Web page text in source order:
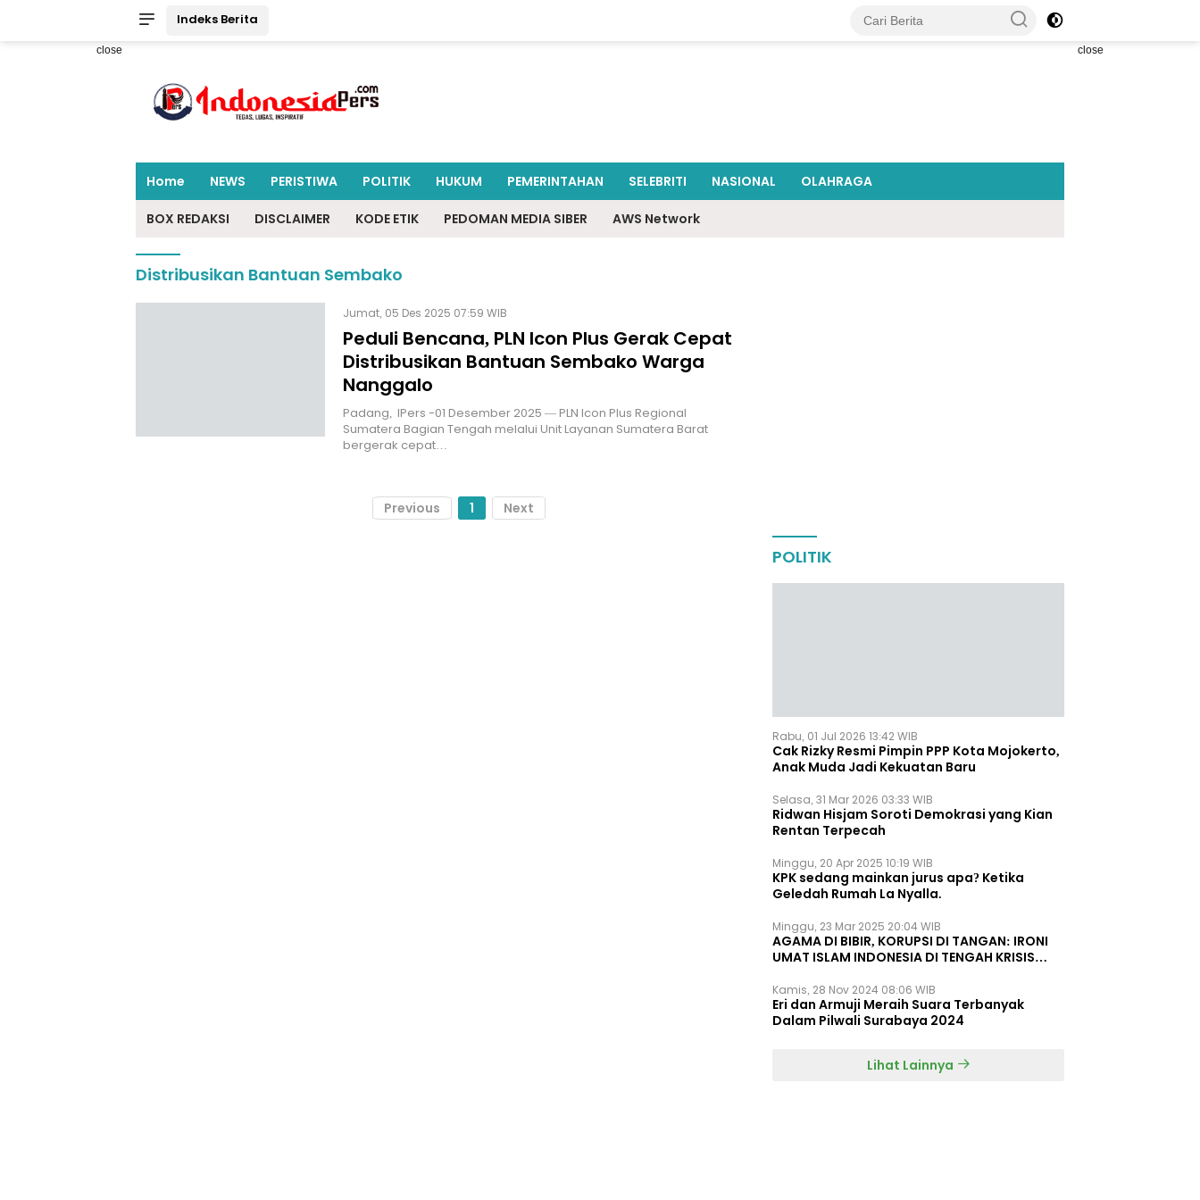
Indeks Berita
close close
Home NEWS PERISTIWA POLITIK HUKUM PEMERINTAHAN SELEBRITI NASIONAL OLAHRAGA
BOX REDAKSI DISCLAIMER KODE ETIK PEDOMAN MEDIA SIBER AWS Network
Distribusikan Bantuan Sembako
Jumat, 05 Des 2025 07:59 WIB
Peduli Bencana, PLN Icon Plus Gerak Cepat
Distribusikan Bantuan Sembako Warga
Nanggalo
Padang, IPers -01 Desember 2025 — PLN Icon Plus Regional
Sumatera Bagian Tengah melalui Unit Layanan Sumatera Barat
bergerak cepat…
Previous 1 Next
POLITIK
Rabu, 01 Jul 2026 13:42 WIB
Cak Rizky Resmi Pimpin PPP Kota Mojokerto,
Anak Muda Jadi Kekuatan Baru
Selasa, 31 Mar 2026 03:33 WIB
Ridwan Hisjam Soroti Demokrasi yang Kian
Rentan Terpecah
Minggu, 20 Apr 2025 10:19 WIB
KPK sedang mainkan jurus apa? Ketika
Geledah Rumah La Nyalla.
Minggu, 23 Mar 2025 20:04 WIB
AGAMA DI BIBIR, KORUPSI DI TANGAN: IRONI
UMAT ISLAM INDONESIA DI TENGAH KRISIS
Kamis, 28 Nov 2024 08:06 WIB
Eri dan Armuji Meraih Suara Terbanyak
Dalam Pilwali Surabaya 2024
Lihat Lainnya